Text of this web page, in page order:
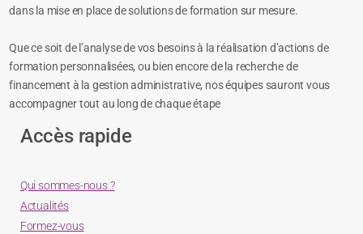
dans la mise en place de solutions de formation sur mesure.
Que ce soit de l’analyse de vos besoins à la réalisation d’actions de
formation personnalisées, ou bien encore de la recherche de
financement à la gestion administrative, nos équipes sauront vous
accompagner tout au long de chaque étape
Accès rapide
Qui sommes-nous ?
Actualités
Formez-vous